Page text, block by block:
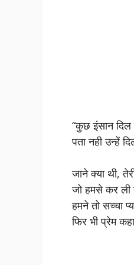
“कुछ इंसान दिल
पता नही उन्हें
जाने क्या थी,
जो हमसे कर ली
हमने तो सच्चा
फिर भी प्रेम